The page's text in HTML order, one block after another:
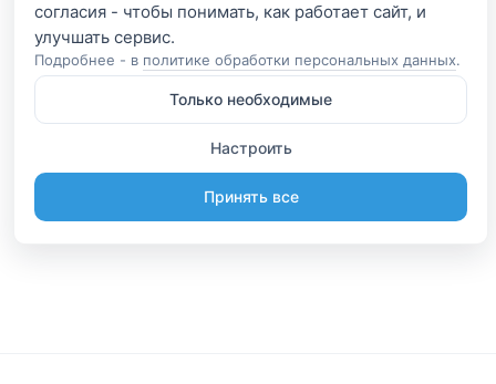
согласия - чтобы понимать, как работает сайт, и
Подробнее - в политике обработки персональных данных.
Только необходимые
Настроить
Принять все